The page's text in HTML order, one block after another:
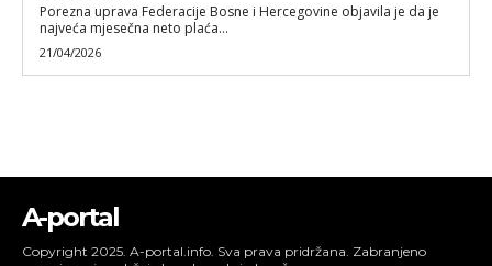
Porezna uprava Federacije Bosne i Hercegovine objavila je da je
najveća mjesečna neto plaća...
21/04/2026
A-portal
Copyright 2025. A-portal.info. Sva prava pridržana. Zabranjeno